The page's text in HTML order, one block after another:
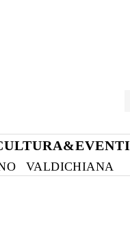
VALDICHIANA